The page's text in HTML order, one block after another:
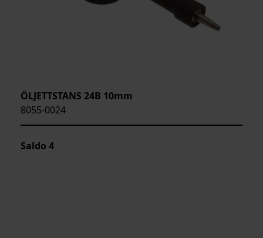
ÖLJETTSTANS 24B 10mm
8055-0024
Saldo 4